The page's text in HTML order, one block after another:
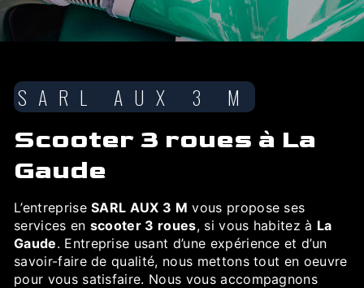
SARL AUX 3 M
scooter 3 roues à La
Gaude
L’entrepriseSARL AUX 3 M vous propose ses
services en scooter 3 roues, si vous habitez à La
Gaude. Entreprise usant d’une expérience et d’un
savoir-faire de qualité, nous mettons tout en oeuvre
pour vous satisfaire. Nous vous accompagnons